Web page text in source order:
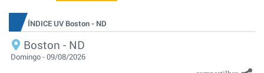
ÍNDICE UV Boston - ND
Boston - ND
Domingo - 09/08/2026